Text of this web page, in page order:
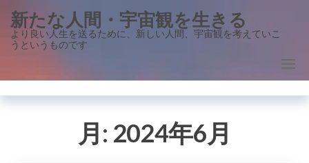
ン
に
新たな人間・宇宙観を生きる
より良い人生を送るために、新しい人間、宇宙観を考えていこ
うというものです
月: 2024年6月